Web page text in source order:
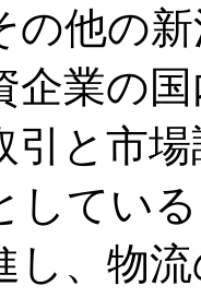
の他の
企業の
引と市
してい
し、物